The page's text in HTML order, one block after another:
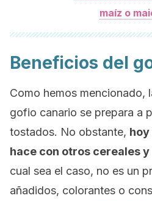
maíz o
Beneficios del
Como hemos mencionado,
gofio canario se prepara a
tostados. No obstante, hoy
hace con otros cereales
cual sea el caso, no es un
añadidos, colorantes o